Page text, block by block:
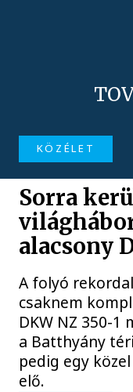
KÖZÉLET
Sorra
alacsony
A folyó
csaknem
DKW NZ 350-
a Batthyány
pedig egy
elő.